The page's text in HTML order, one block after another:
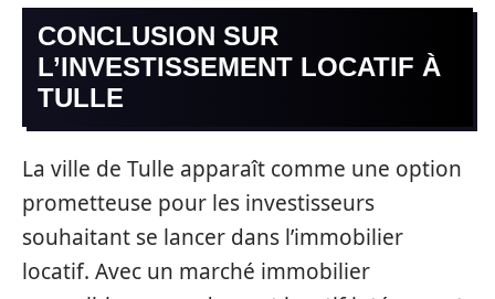
CONCLUSION SUR
L’INVESTISSEMENT LOCATIF À
TULLE
La ville de Tulle apparaît comme une option
prometteuse pour les investisseurs
souhaitant se lancer dans l’immobilier
locatif. Avec un marché immobilier